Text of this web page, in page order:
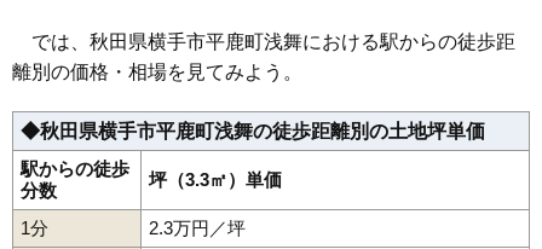
35 十文字町梨木 4.6万円 466万円 -2.1%
36 十文字町宝竜 4.6万円
37 八幡 4.4万円 431万円
38 上内町 4.0万円 465万円 -6.7%
39 十文字町上鍋倉 3.9万円
40 増田町増田 3.7万円
では、秋田県横手市平鹿町浅舞における駅からの徒歩距
離別の価格・相場を見てみよう。
◆秋田県横手市平鹿町浅舞の徒歩距離別の土地坪単価
駅からの徒歩
分数
坪（3.3㎡）単価
1分
2.3万円／坪